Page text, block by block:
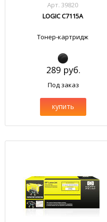
Арт. 39820
LOGIC C7115A
Тонер-картридж
289 руб.
Под заказ
купить